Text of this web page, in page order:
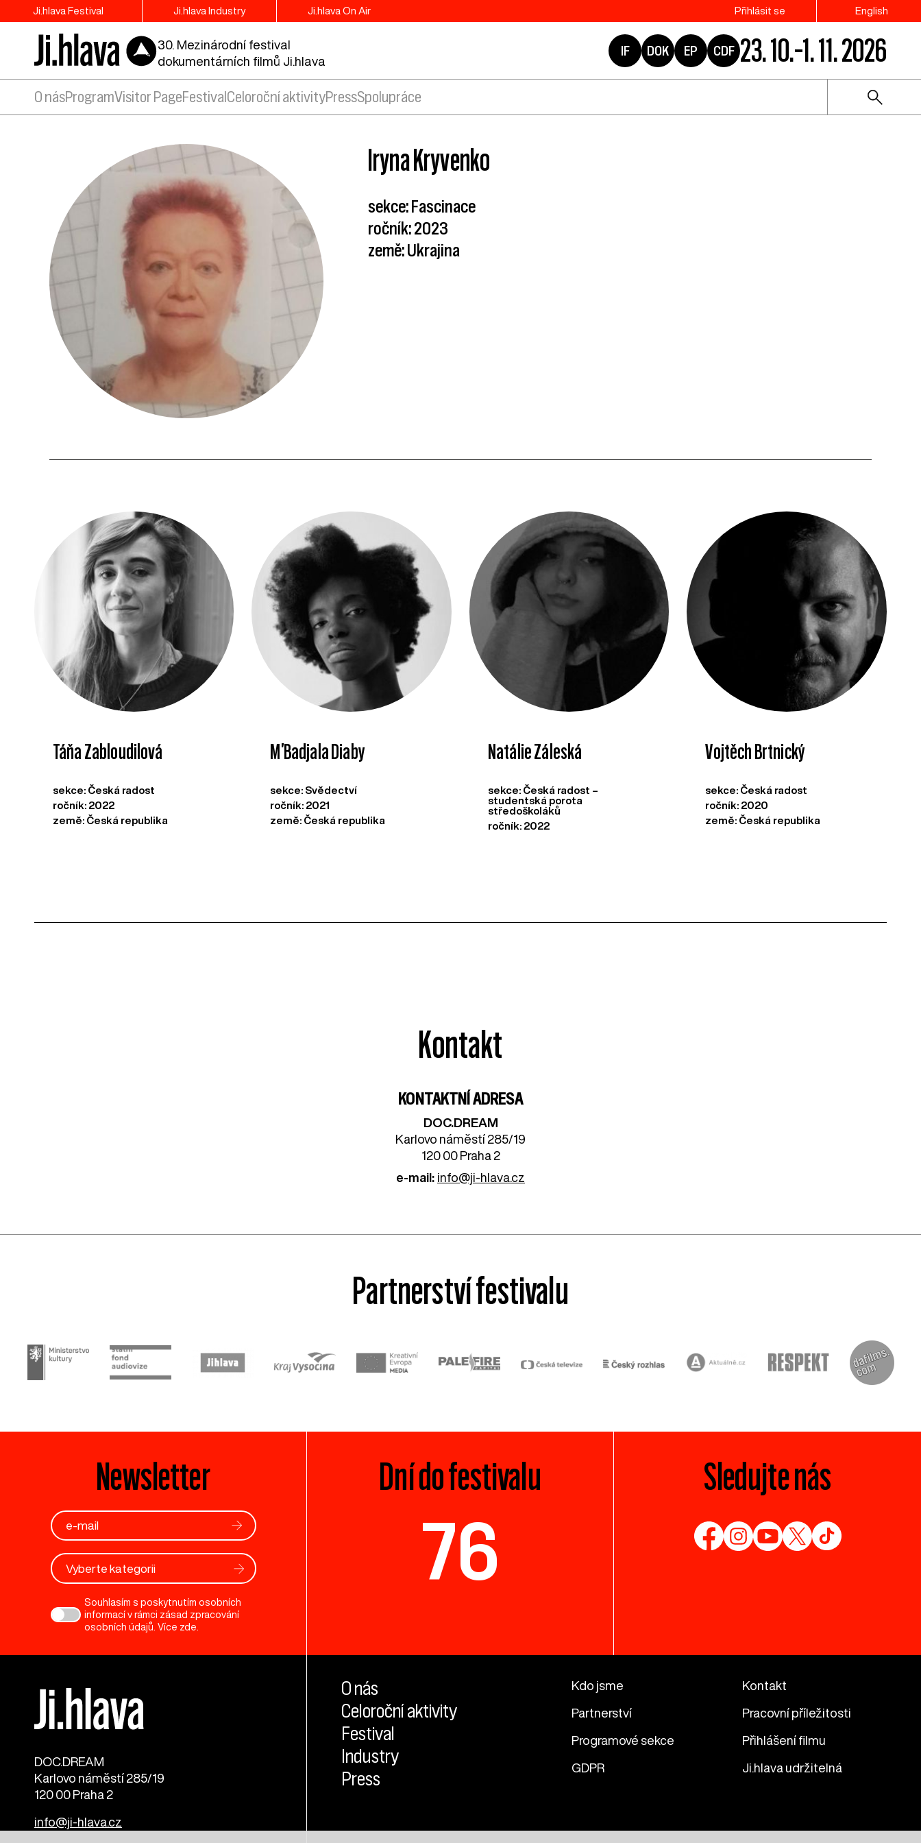
Ji.hlava Festival Ji.hlava Industry Ji.hlava On Air Přihlásit se English
30. Mezinárodní festival
dokumentárních filmů Ji.hlava
IF DOK EP CDF 23. 10.–1. 11. 2026
O násProgramVisitor PageFestival Celoroční aktivityPressSpolupráce
Iryna Kryvenko
sekce: Fascinace
ročník: 2023
země: Ukrajina
Táňa Zabloudilová
sekce: Česká radost
ročník: 2022
země: Česká republika
M'Badjala Diaby
sekce: Svědectví
ročník: 2021
země: Česká republika
Natálie Záleská
sekce: Česká radost –
studentská porota
středoškoláků
ročník: 2022
Vojtěch Brtnický
sekce: Česká radost
ročník: 2020
země: Česká republika
Kontakt
KONTAKTNÍ ADRESA
DOC.DREAM​
Karlovo náměstí 285/19
120 00 Praha 2
e-mail: info@ji-hlava.cz
Partnerství festivalu
Newsletter
Vyberte kategorii
Souhlasím s poskytnutím osobních
informací v rámci zásad zpracování
osobních údajů. Více zde
Dní do festivalu
76
Sledujte nás
DOC.DREAM​
Karlovo náměstí 285/19
120 00 Praha 2
info@ji-hlava.cz
O nás
Celoroční aktivity
Festival
Industry
Press
Kdo jsme Kontakt
Partnerství Pracovní příležitosti
Programové sekce Přihlášení filmu
GDPR Ji.hlava udržitelná